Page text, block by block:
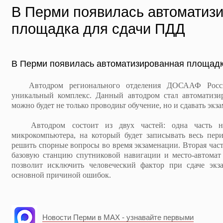
В Перми появилась
площадка для сдачи ПДД
В Перми появилась автоматизированная
Автодром регионального отделения ДОСААФ
уникальный комплекс. Данный автодром стал
можно будет не только проводиьт обучение, но и сдавать
Автодром состоит из двух частей: одна часть
микрокомпьютера, на который будет записывать весь
решить спорные вопросы во время экзаменации. Вторая
базовую станцию спутниковой навигации и место-
позволит исключить человеческий фактор при сдаче
основной причиной ошибок.
Новости Перми в MAX - узнавайте первыми